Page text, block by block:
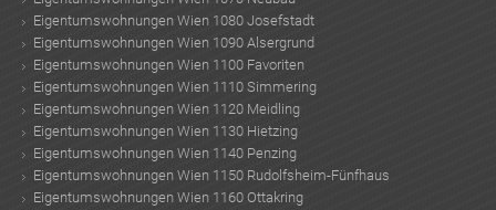
Eigentumswohnungen Wien 1080 Josefstadt
Eigentumswohnungen Wien 1090 Alsergrund
Eigentumswohnungen Wien 1100 Favoriten
Eigentumswohnungen Wien 1110 Simmering
Eigentumswohnungen Wien 1120 Meidling
Eigentumswohnungen Wien 1130 Hietzing
Eigentumswohnungen Wien 1140 Penzing
Eigentumswohnungen Wien 1150 Rudolfsheim-Fünfhaus
Eigentumswohnungen Wien 1160 Ottakring